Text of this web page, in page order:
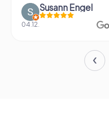
Susann Engel
04.12.